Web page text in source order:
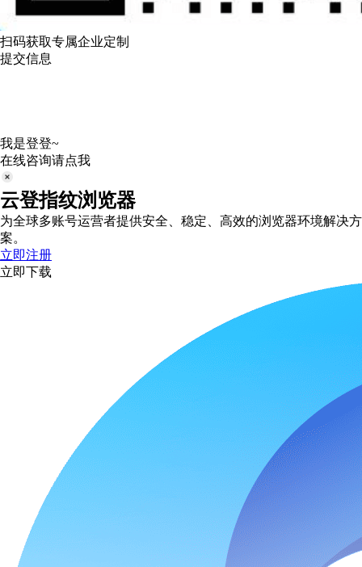
扫码获取专属企业定制
提交信息
我是登登~
在线咨询请点我
云登指纹浏览器
为全球多账号运营者提供安全、稳定、高效的浏览器环境解决方
案。
立即注册
立即下载